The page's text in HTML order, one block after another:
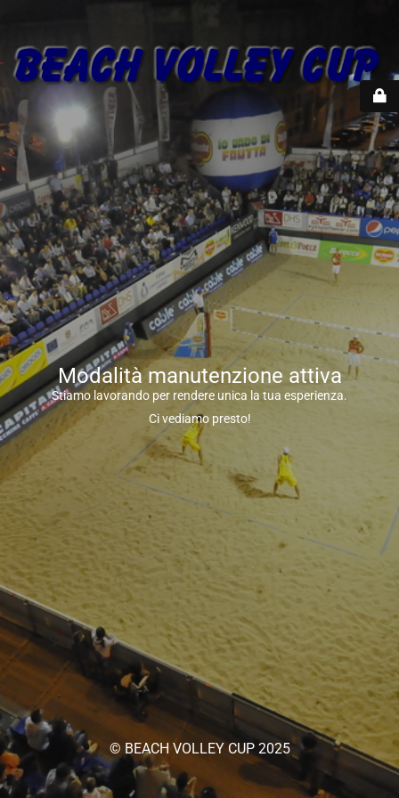
Modalità manutenzione attiva
Stiamo lavorando per rendere unica la tua esperienza.
Ci vediamo presto!
© BEACH VOLLEY CUP 2025